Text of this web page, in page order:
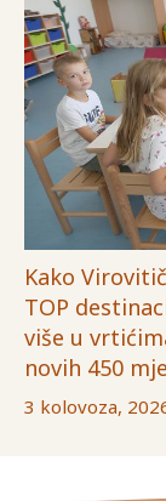
Kako
TOP
više u
novih 450
3 kolovoza,